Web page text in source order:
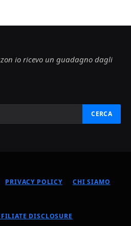
io ricevo un guadagno dagli
PRIVACY POLICY CHI SIAMO
DISCLOSURE